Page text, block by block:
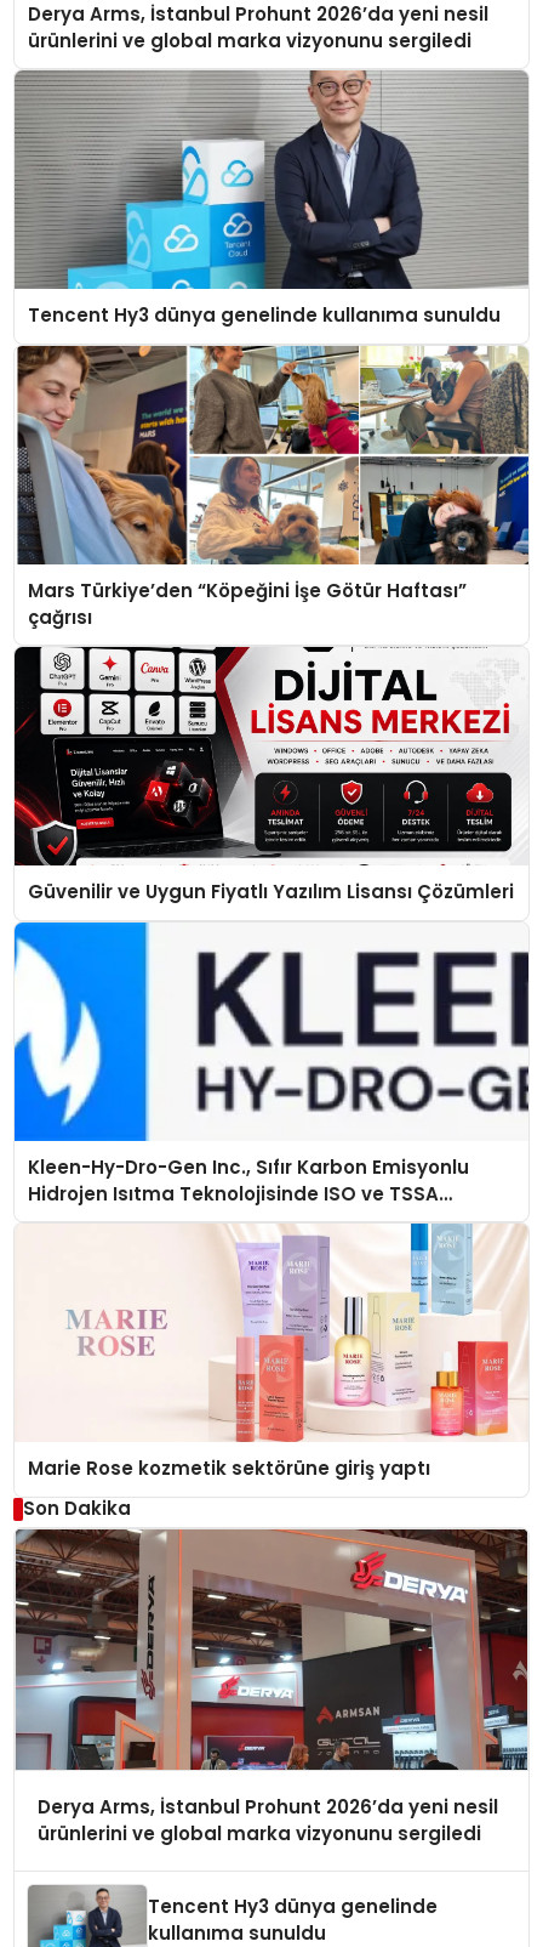
Derya Arms, İstanbul Prohunt 2026’da yeni nesil
ürünlerini ve global marka vizyonunu sergiledi
Tencent Hy3 dünya genelinde kullanıma sunuldu
Mars Türkiye’den “Köpeğini İşe Götür Haftası”
çağrısı
Güvenilir ve Uygun Fiyatlı Yazılım Lisansı Çözümleri
Kleen-Hy-Dro-Gen Inc., Sıfır Karbon Emisyonlu
Hidrojen Isıtma Teknolojisinde ISO ve TSSA
Düzenleyici Onaylarını Aldı
Marie Rose kozmetik sektörüne giriş yaptı
Son Dakika
Derya Arms, İstanbul Prohunt 2026’da yeni nesil
ürünlerini ve global marka vizyonunu sergiledi
Tencent Hy3 dünya genelinde
kullanıma sunuldu